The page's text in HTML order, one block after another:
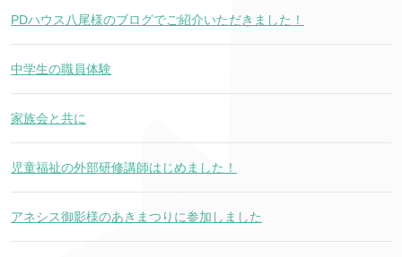
PDハウス八尾様のブログでご紹介いただきました！
中学生の職員体験
家族会と共に
児童福祉の外部研修講師はじめました！
アネシス御影様のあきまつりに参加しました